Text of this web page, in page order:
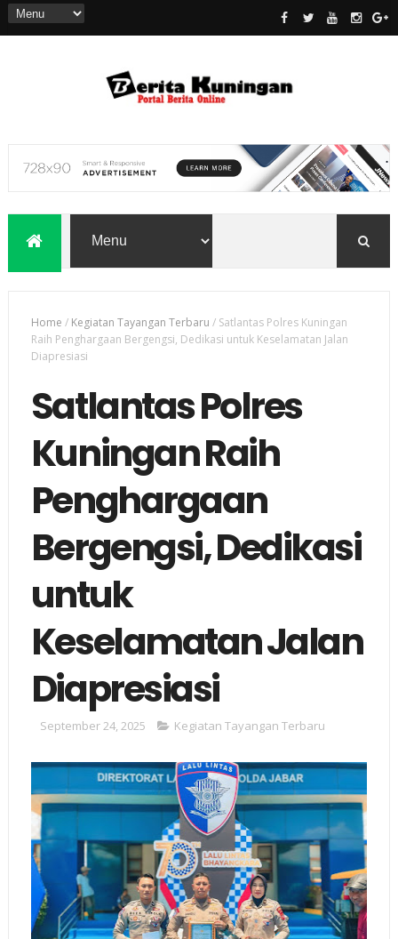
Home / Kegiatan Tayangan Terbaru / Satlantas Polres Kuningan
Raih Penghargaan Bergengsi, Dedikasi untuk Keselamatan Jalan
Diapresiasi
Satlantas Polres
Kuningan Raih
Penghargaan
Bergengsi, Dedikasi
untuk
Keselamatan Jalan
Diapresiasi
September 24, 2025 Kegiatan Tayangan Terbaru